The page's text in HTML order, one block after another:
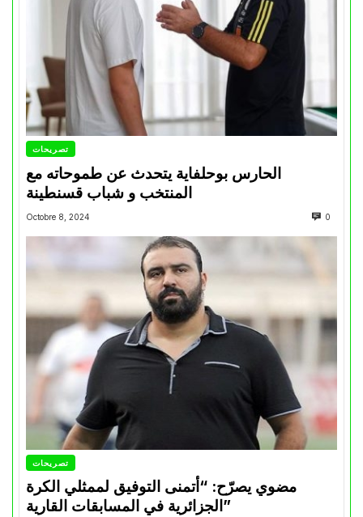
تصريحات
الحارس بوحلفاية يتحدث عن طموحاته مع
المنتخب و شباب قسنطينة
Octobre 8, 2024 0
تصريحات
مضوي يصرّح: “أتمنى التوفيق لممثلي الكرة
الجزائرية في المسابقات القارية”